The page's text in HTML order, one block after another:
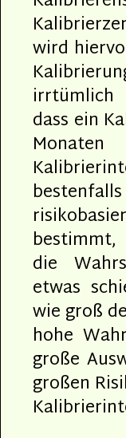
wird
irrtümlich
dass ein
die
etwas
wie groß
hohe
große
großen